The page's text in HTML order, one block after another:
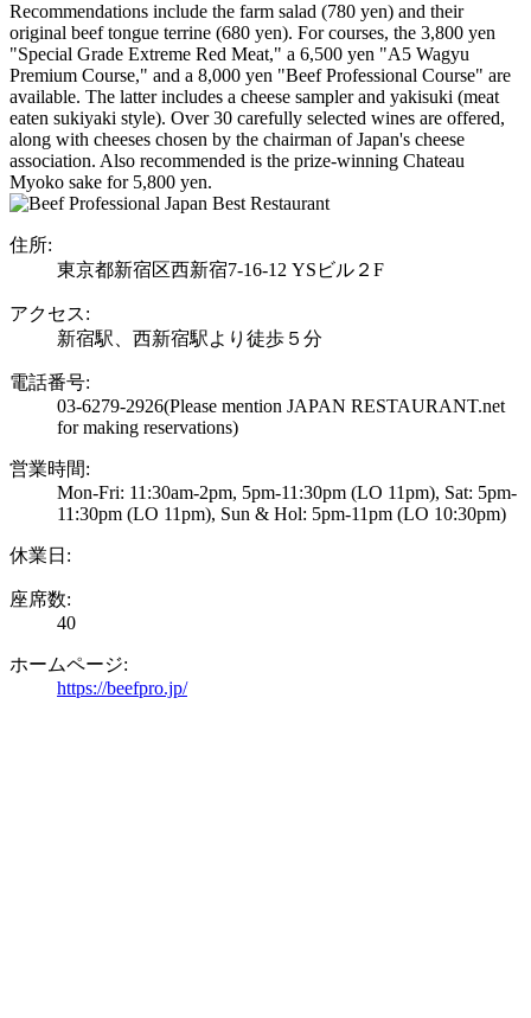
Recommendations include the farm salad (780 yen) and their
original beef tongue terrine (680 yen). For courses, the 3,800 yen
"Special Grade Extreme Red Meat," a 6,500 yen "A5 Wagyu
Premium Course," and a 8,000 yen "Beef Professional Course" are
available. The latter includes a cheese sampler and yakisuki (meat
eaten sukiyaki style). Over 30 carefully selected wines are offered,
along with cheeses chosen by the chairman of Japan's cheese
association. Also recommended is the prize-winning Chateau
Myoko sake for 5,800 yen.
住所:
東京都新宿区西新宿7-16-12 YSビル２F
アクセス:
新宿駅、西新宿駅より徒歩５分
電話番号:
03-6279-2926(Please mention JAPAN RESTAURANT.net
for making reservations)
営業時間:
Mon-Fri: 11:30am-2pm, 5pm-11:30pm (LO 11pm), Sat: 5pm-
11:30pm (LO 11pm), Sun & Hol: 5pm-11pm (LO 10:30pm)
休業日:
座席数:
40
ホームページ:
https://beefpro.jp/